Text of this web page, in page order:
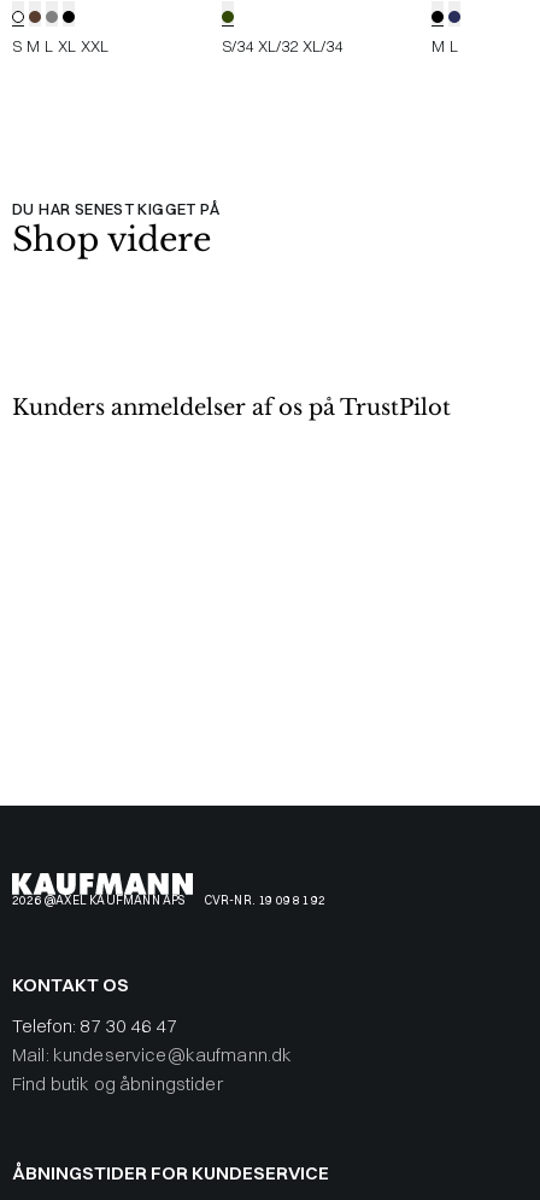
S M L XL XXL S/34 XL/32 XL/34 M L
DU HAR SENEST KIGGET PÅ
Shop videre
Kunders anmeldelser af os på TrustPilot
2026 @AXEL KAUFMANN APS CVR-NR. 19 09 81 92
KONTAKT OS
Telefon: 87 30 46 47
Mail: kundeservice@kaufmann.dk
Find butik og åbningstider
ÅBNINGSTIDER FOR KUNDESERVICE